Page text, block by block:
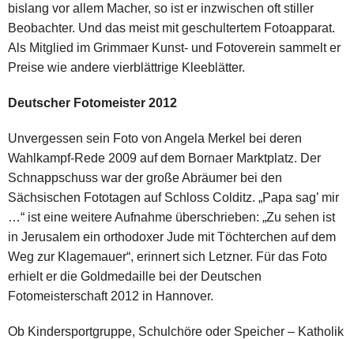
bislang vor allem Macher, so ist er inzwischen oft stiller
Beobachter. Und das meist mit geschultertem Fotoapparat.
Als Mitglied im Grimmaer Kunst- und Fotoverein sammelt er
Preise wie andere vierblättrige Kleeblätter.
Deutscher Fotomeister 2012
Unvergessen sein Foto von Angela Merkel bei deren
Wahlkampf-Rede 2009 auf dem Bornaer Marktplatz. Der
Schnappschuss war der große Abräumer bei den
Sächsischen Fototagen auf Schloss Colditz. „Papa sag’ mir
…“ ist eine weitere Aufnahme überschrieben: „Zu sehen ist
in Jerusalem ein orthodoxer Jude mit Töchterchen auf dem
Weg zur Klagemauer“, erinnert sich Letzner. Für das Foto
erhielt er die Goldmedaille bei der Deutschen
Fotomeisterschaft 2012 in Hannover.
Ob Kindersportgruppe, Schulchöre oder Speicher – Katholik